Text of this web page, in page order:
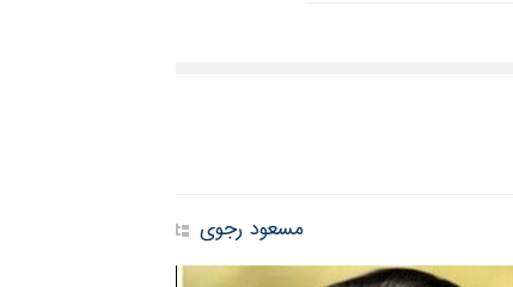
مسعود رجوی